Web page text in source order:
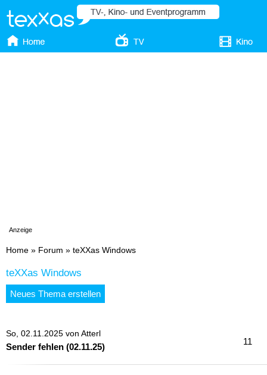
Anzeige
Home » Forum » teXXas Windows
teXXas Windows
Neues Thema erstellen
So, 02.11.2025 von Atterl
Sender fehlen (02.11.25)
11